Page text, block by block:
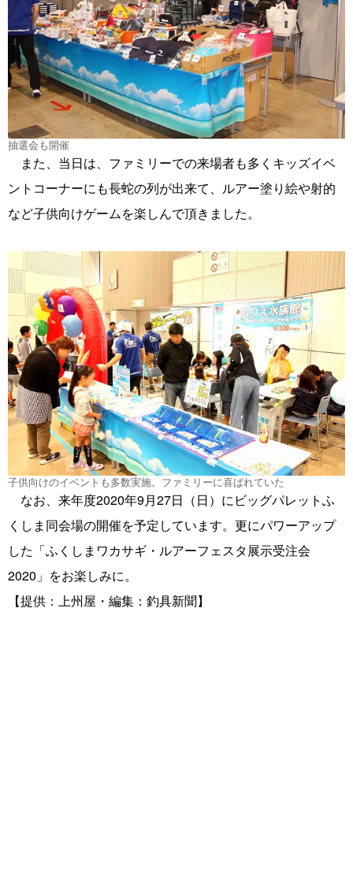
抽選会も開催
また、当日は、ファミリーでの来場者も多くキッズイベ
ントコーナーにも長蛇の列が出来て、ルアー塗り絵や射的
など子供向けゲームを楽しんで頂きました。
子供向けのイベントも多数実施。ファミリーに喜ばれていた
なお、来年度2020年9月27日（日）にビッグパレットふ
くしま同会場の開催を予定しています。更にパワーアップ
した「ふくしまワカサギ・ルアーフェスタ展示受注会
2020」をお楽しみに。
【提供：上州屋・編集：釣具新聞】